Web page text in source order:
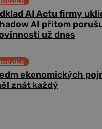
AI Actu firmy
AI přitom
už dnes
ekonomických
znát každý